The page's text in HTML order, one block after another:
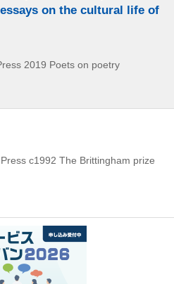
on the cultural life of
2019 Poets on poetry
c1992 The Brittingham prize